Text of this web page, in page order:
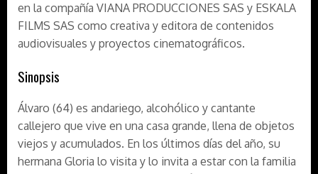
en la compañía VIANA PRODUCCIONES SAS y ESKALA
FILMS SAS como creativa y editora de contenidos
audiovisuales y proyectos cinematográficos.
Sinopsis
Álvaro (64) es andariego, alcohólico y cantante
callejero que vive en una casa grande, llena de objetos
viejos y acumulados. En los últimos días del año, su
hermana Gloria lo visita y lo invita a estar con la familia